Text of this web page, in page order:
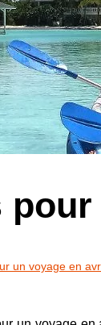
un voyage en